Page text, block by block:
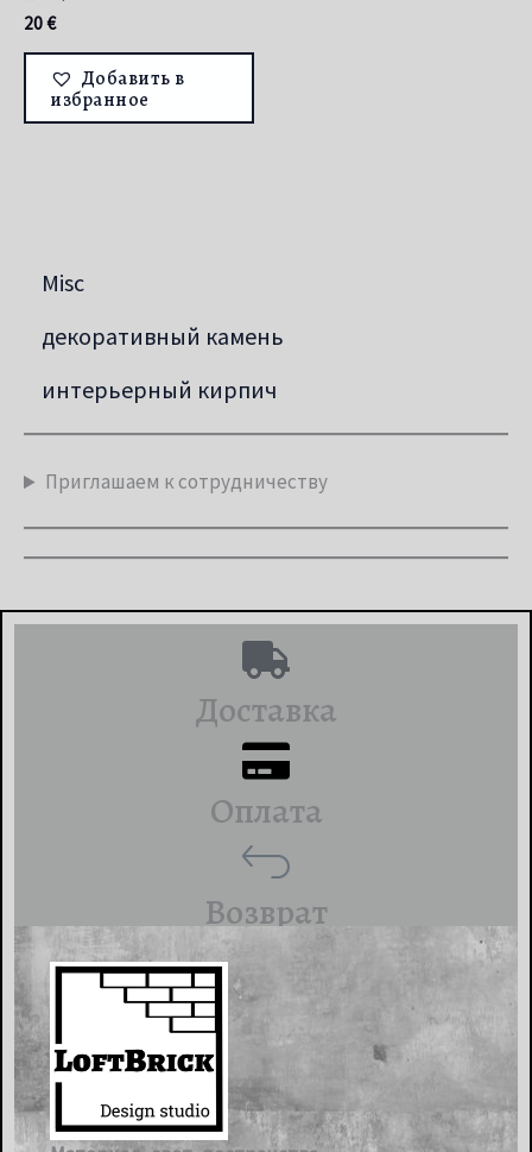
20€
Добавить в
избранное
Misc
декоративный камень
интерьерный кирпич
Приглашаем к сотрудничеству
Доставка
Оплата
Возврат